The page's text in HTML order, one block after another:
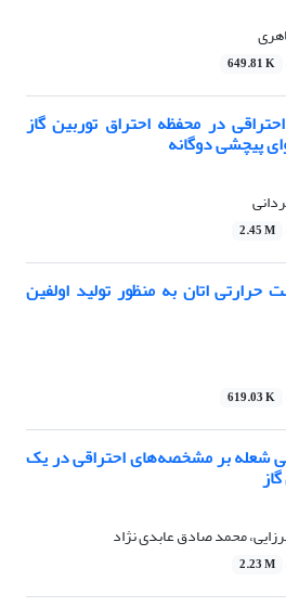
649.81 K
در محفظه احتراق توربین گاز
پیچشی دوگانه
2.45 M
حرارتی اتان به منظور تولید اولفین
619.03 K
شعله بر مشخصه‌های احتراقی در یک
محمد صادق عابدی نژاد
2.23 M